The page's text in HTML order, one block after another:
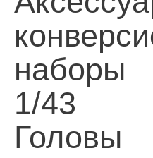
наборы
1/43
Головы